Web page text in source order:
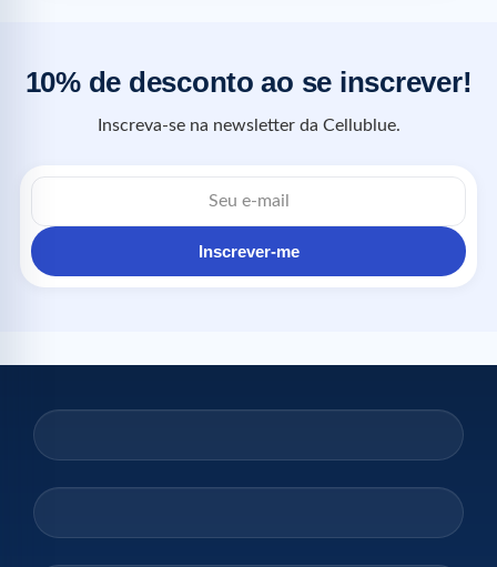
10% de desconto ao se inscrever!
Inscreva-se na newsletter da Cellublue.
Inscrever-me